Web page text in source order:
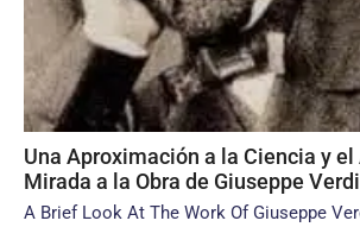
Una Aproximación a la Ciencia y el
Mirada a la Obra de Giuseppe Verdi
A Brief Look At The Work Of Giuseppe